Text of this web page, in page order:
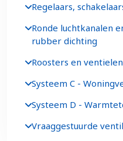
Regelaars,
Ronde luchtkanalen
rubber dichting
Roosters en ventielen
Systeem C -
Systeem D -
Vraaggestuurde